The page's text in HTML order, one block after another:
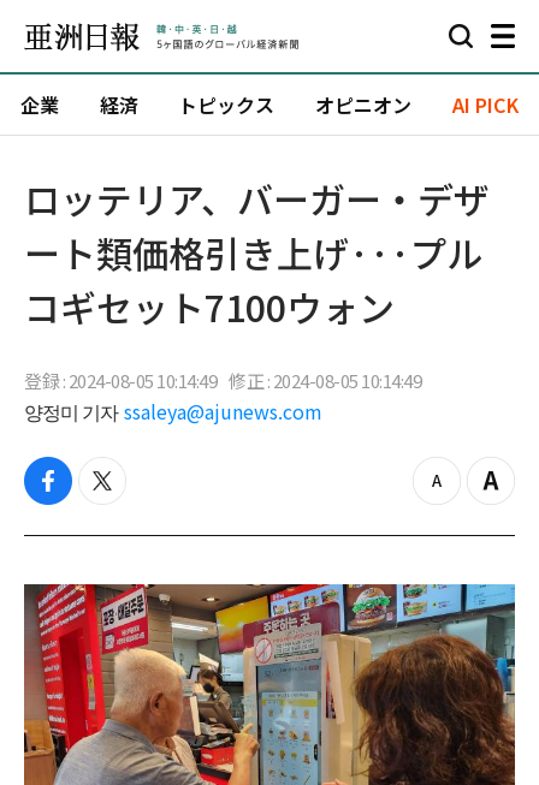
企業 経済 トピックス オピニオン AI PICK
ロッテリア、バーガー・デザ
ート類価格引き上げ···プル
コギセット7100ウォン
登録 : 2024-08-05 10:14:49 修正 : 2024-08-05 10:14:49
양정미 기자 ssaleya@ajunews.com
f
c
b
o
o
k
t
i
t
e
r
z
o
o
u
t
Z
o
i
n